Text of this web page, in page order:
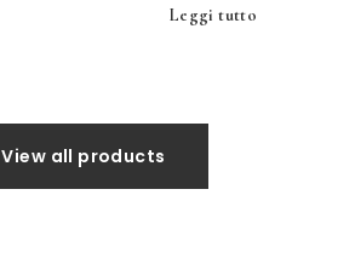
Leggi tutto
View all products